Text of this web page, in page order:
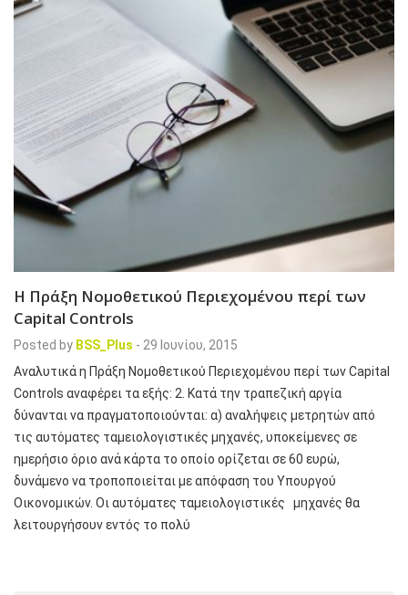
Η Πράξη Νομοθετικού Περιεχομένου περί των
Capital Controls
Posted by BSS_Plus - 29 Ιουνίου, 2015
Αναλυτικά η Πράξη Νομοθετικού Περιεχομένου περί των Capital
Controls αναφέρει τα εξής: 2. Κατά την τραπεζική αργία
δύνανται να πραγματοποιούνται: α) αναλήψεις μετρητών από
τις αυτόματες ταμειολογιστικές μηχανές, υποκείμενες σε
ημερήσιο όριο ανά κάρτα το οποίο ορίζεται σε 60 ευρώ,
δυνάμενο να τροποποιείται με απόφαση του Υπουργού
Οικονομικών. Οι αυτόματες ταμειολογιστικές μηχανές θα
λειτουργήσουν εντός το πολύ